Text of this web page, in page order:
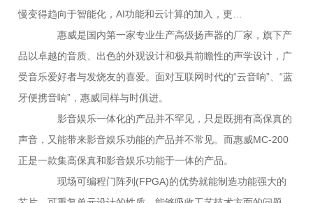
慢变得趋向于智能化，AI功能和云计算的加入，更…
惠威是国内第一家专业生产高级扬声器的厂家，旗下产
品以卓越的音质、出色的外观设计和极具前瞻性的声学设计，广
受音乐爱好者与发烧友的喜爱。面对互联网时代的“云音响”、“蓝
牙便携音响”，惠威同样与时俱进。
影音娱乐一体化的产品并不罕见，只是既拥有高保真的
声音，又能带来影音娱乐功能的产品并不常见。而惠威MC-200
正是一款集高保真和影音娱乐功能于一体的产品。
现场可编程门阵列(FPGA)的优势就能制造功能强大的